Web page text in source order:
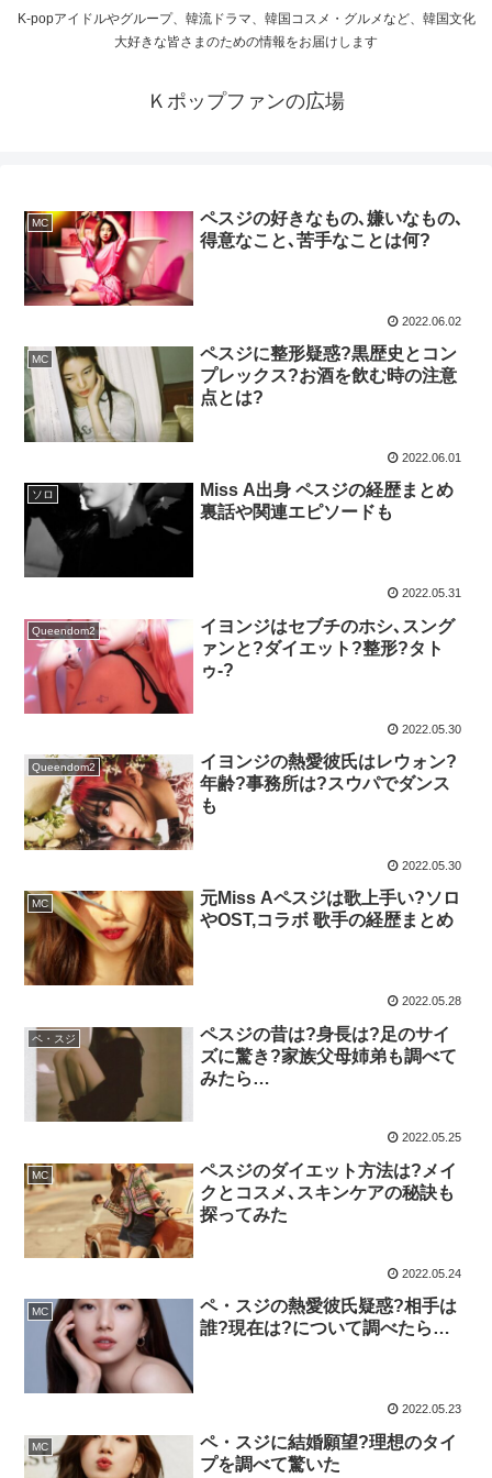
K-popアイドルやグループ、韓流ドラマ、韓国コスメ・グルメなど、韓国文化
大好きな皆さまのための情報をお届けします
Ｋポップファンの広場
MC
ペスジの好きなもの､嫌いなもの､
得意なこと､苦手なことは何?
2022.06.02
MC
ペスジに整形疑惑?黒歴史とコン
プレックス?お酒を飲む時の注意
点とは?
2022.06.01
ソロ
Miss A出身 ペスジの経歴まとめ
裏話や関連エピソードも
2022.05.31
Queendom2
イヨンジはセブチのホシ､スング
ァンと?ダイエット?整形?タト
ゥ-?
2022.05.30
Queendom2
イヨンジの熱愛彼氏はレウォン?
年齢?事務所は?スウパでダンス
も
2022.05.30
MC
元Miss Aペスジは歌上手い?ソロ
やOST,コラボ 歌手の経歴まとめ
2022.05.28
ペ・スジ
ペスジの昔は?身長は?足のサイ
ズに驚き?家族父母姉弟も調べて
みたら…
2022.05.25
MC
ペスジのダイエット方法は?メイ
クとコスメ､スキンケアの秘訣も
探ってみた
2022.05.24
MC
ペ・スジの熱愛彼氏疑惑?相手は
誰?現在は?について調べたら…
2022.05.23
MC
ペ・スジに結婚願望?理想のタイ
プを調べて驚いた